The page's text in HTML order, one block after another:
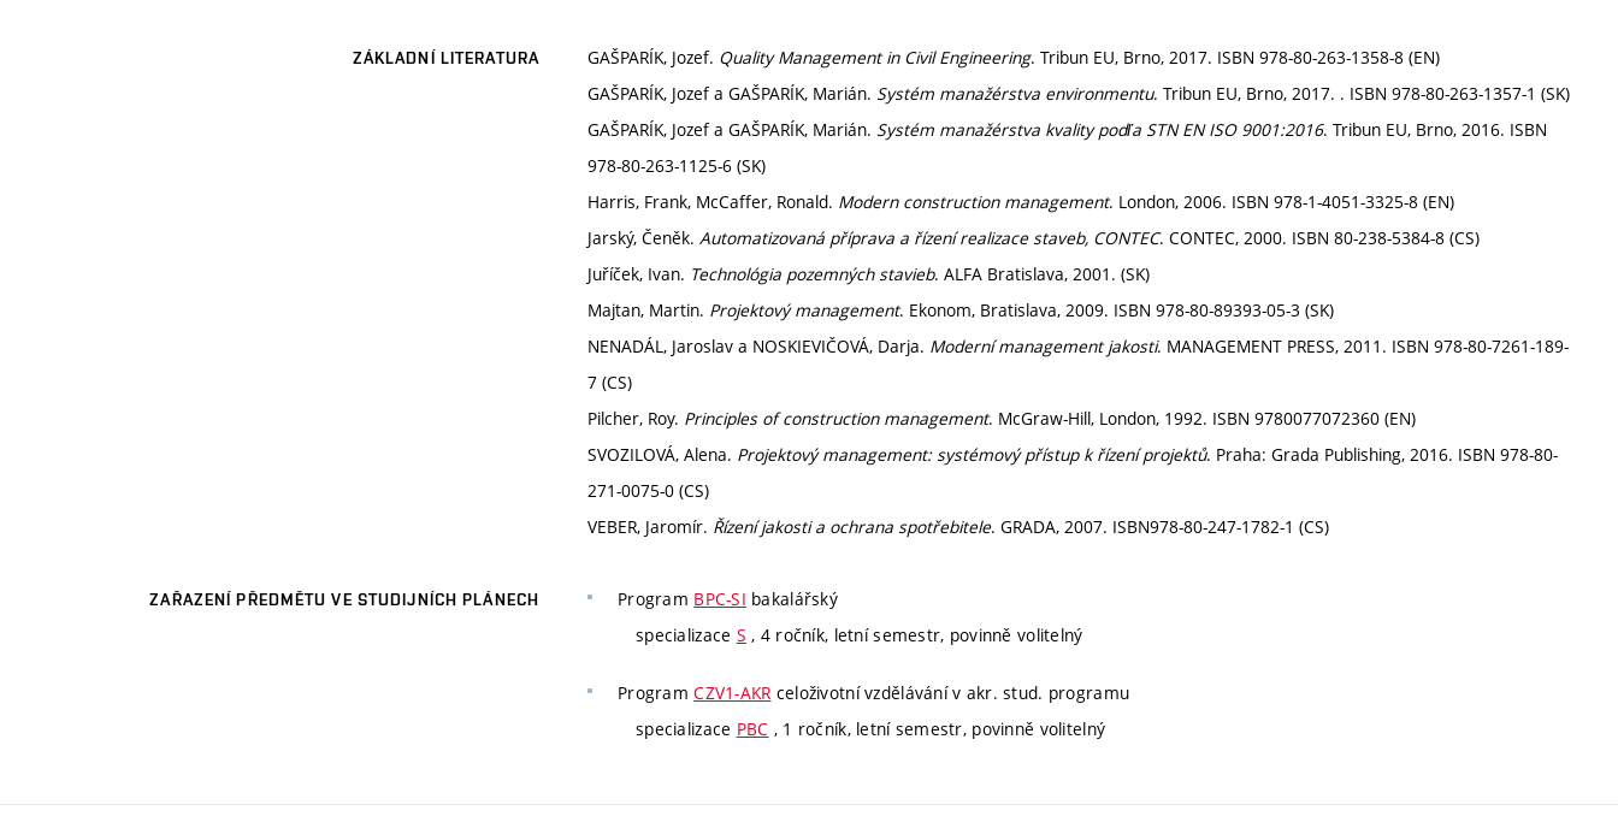
ZÁKLADNÍ LITERATURA GAŠPARÍK, Jozef. Quality Management in Civil Engineering. Tribun EU, Brno, 2017. ISBN 978-80-263-1358-8 (EN)
GAŠPARÍK, Jozef a GAŠPARÍK, Marián. Systém manažérstva environmentu. Tribun EU, Brno, 2017. . ISBN 978-80-263-1357-1 (SK)
GAŠPARÍK, Jozef a GAŠPARÍK, Marián. Systém manažérstva kvality podľa STN EN ISO 9001:2016. Tribun EU, Brno, 2016. ISBN
978-80-263-1125-6 (SK)
Harris, Frank, McCaffer, Ronald. Modern construction management. London, 2006. ISBN 978-1-4051-3325-8 (EN)
Jarský, Čeněk. Automatizovaná příprava a řízení realizace staveb, CONTEC. CONTEC, 2000. ISBN 80-238-5384-8 (CS)
Juříček, Ivan. Technológia pozemných stavieb. ALFA Bratislava, 2001. (SK)
Majtan, Martin. Projektový management. Ekonom, Bratislava, 2009. ISBN 978-80-89393-05-3 (SK)
NENADÁL, Jaroslav a NOSKIEVIČOVÁ, Darja. Moderní management jakosti. MANAGEMENT PRESS, 2011. ISBN 978-80-7261-189-
7 (CS)
Pilcher, Roy. Principles of construction management. McGraw-Hill, London, 1992. ISBN 9780077072360 (EN)
SVOZILOVÁ, Alena. Projektový management: systémový přístup k řízení projektů. Praha: Grada Publishing, 2016. ISBN 978-80-
271-0075-0 (CS)
VEBER, Jaromír. Řízení jakosti a ochrana spotřebitele. GRADA, 2007. ISBN978-80-247-1782-1 (CS)
ZAŘAZENÍ PŘEDMĚTU VE STUDIJNÍCH PLÁNECH Program BPC-SI bakalářský
specializace S , 4 ročník, letní semestr, povinně volitelný
ProgramCZV1-AKR celoživotní vzdělávání v akr. stud. programu
specializace PBC , 1 ročník, letní semestr, povinně volitelný